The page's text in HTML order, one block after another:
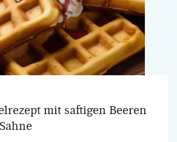
mit saftigen Beeren